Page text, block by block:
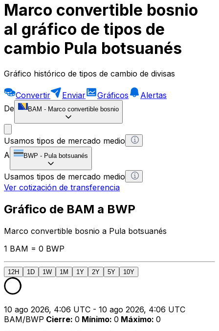
Marco convertible bosnio
al gráfico de tipos de
cambio Pula botsuanés
Gráfico histórico de tipos de cambio de divisas
Convertir Enviar Gráficos
Alertas
De
BAM - Marco convertible bosnio
Usamos tipos de mercado medio
A
BWP - Pula botsuanés
Usamos tipos de mercado medio
Ver cotización de transferencia
Gráfico de BAM a BWP
Marco convertible bosnio a Pula botsuanés
1 BAM = 0 BWP
12H 1D 1W 1M 1Y 2Y 5Y 10Y
10 ago 2026, 4:06 UTC - 10 ago 2026, 4:06 UTC
BAM/BWP Cierre: 0 Mínimo: 0 Máximo: 0